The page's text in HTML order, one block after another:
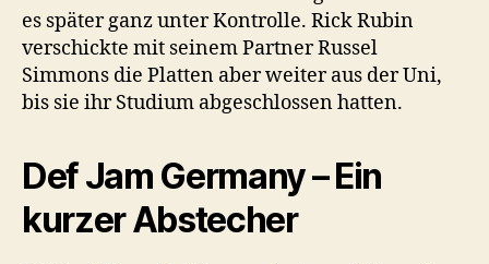
es später ganz unter Kontrolle. Rick Rubin
verschickte mit seinem Partner Russel
Simmons die Platten aber weiter aus der Uni,
bis sie ihr Studium abgeschlossen hatten.
Def Jam Germany – Ein
kurzer Abstecher